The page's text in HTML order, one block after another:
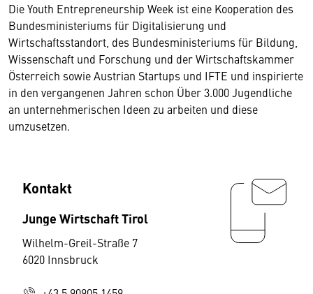
Die Youth Entrepreneurship Week ist eine Kooperation des
Bundesministeriums für Digitalisierung und
Wirtschaftsstandort, des Bundesministeriums für Bildung,
Wissenschaft und Forschung und der Wirtschaftskammer
Österreich sowie Austrian Startups und IFTE und inspirierte
in den vergangenen Jahren schon Über 3.000 Jugendliche
an unternehmerischen Ideen zu arbeiten und diese
umzusetzen.
Kontakt
Junge Wirtschaft Tirol
Wilhelm-Greil-Straße 7
6020 Innsbruck